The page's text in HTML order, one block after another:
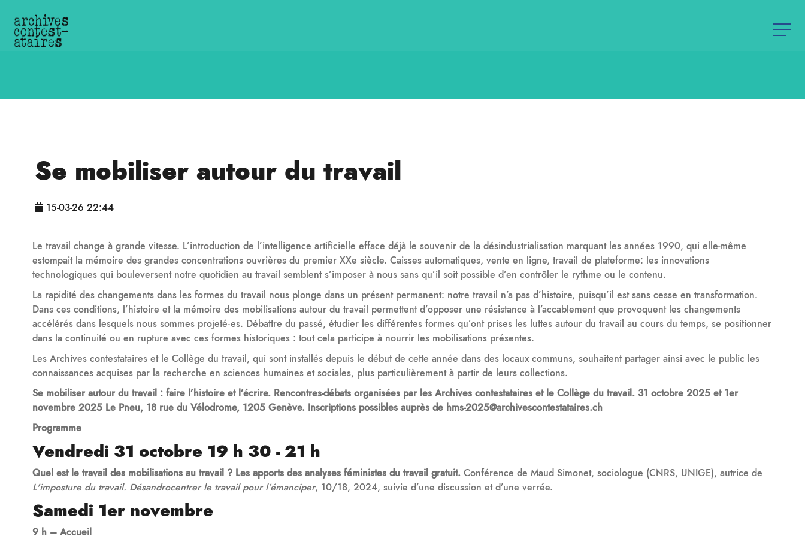
Se mobiliser autour du travail
15-03-26 22:44
Le travail change à grande vitesse. L’introduction de l’intelligence artificielle efface déjà le souvenir de la désindustrialisation marquant les années 1990, qui elle-même
estompait la mémoire des grandes concentrations ouvrières du premier XXe siècle. Caisses automatiques, vente en ligne, travail de plateforme: les innovations
technologiques qui bouleversent notre quotidien au travail semblent s’imposer à nous sans qu’il soit possible d’en contrôler le rythme ou le contenu.
La rapidité des changements dans les formes du travail nous plonge dans un présent permanent: notre travail n’a pas d’histoire, puisqu’il est sans cesse en transformation.
Dans ces conditions, l’histoire et la mémoire des mobilisations autour du travail permettent d’opposer une résistance à l’accablement que provoquent les changements
accélérés dans lesquels nous sommes projeté·es. Débattre du passé, étudier les différentes formes qu’ont prises les luttes autour du travail au cours du temps, se positionner
dans la continuité ou en rupture avec ces formes historiques : tout cela participe à nourrir les mobilisations présentes.
Les Archives contestataires et le Collège du travail, qui sont installés depuis le début de cette année dans des locaux communs, souhaitent partager ainsi avec le public les
connaissances acquises par la recherche en sciences humaines et sociales, plus particulièrement à partir de leurs collections.
Se mobiliser autour du travail : faire l’histoire et l’écrire. Rencontres-débats organisées par les Archives contestataires et le Collège du travail. 31 octobre 2025 et 1er
novembre 2025 Le Pneu, 18 rue du Vélodrome, 1205 Genève. Inscriptions possibles auprès de hms-2025@archivescontestataires.ch
Programme
Vendredi 31 octobre 19 h 30 - 21 h
Quel est le travail des mobilisations au travail ? Les apports des analyses féministes du travail gratuit. Conférence de Maud Simonet, sociologue (CNRS, UNIGE), autrice de
L'imposture du travail. Désandrocentrer le travail pour l’émanciper, 10/18, 2024, suivie d’une discussion et d’une verrée.
Samedi 1er novembre
9 h – Accueil